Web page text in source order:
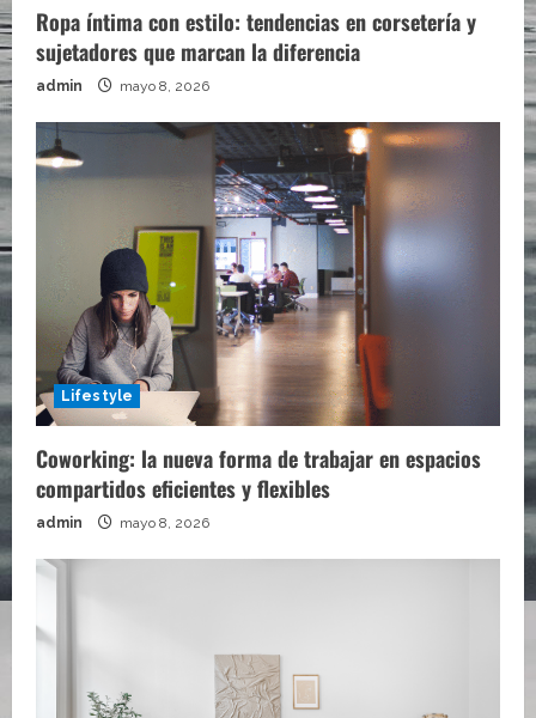
Ropa íntima con estilo: tendencias en corsetería y
sujetadores que marcan la diferencia
admin mayo 8, 2026
Lifestyle
Coworking: la nueva forma de trabajar en espacios
compartidos eficientes y flexibles
admin mayo 8, 2026